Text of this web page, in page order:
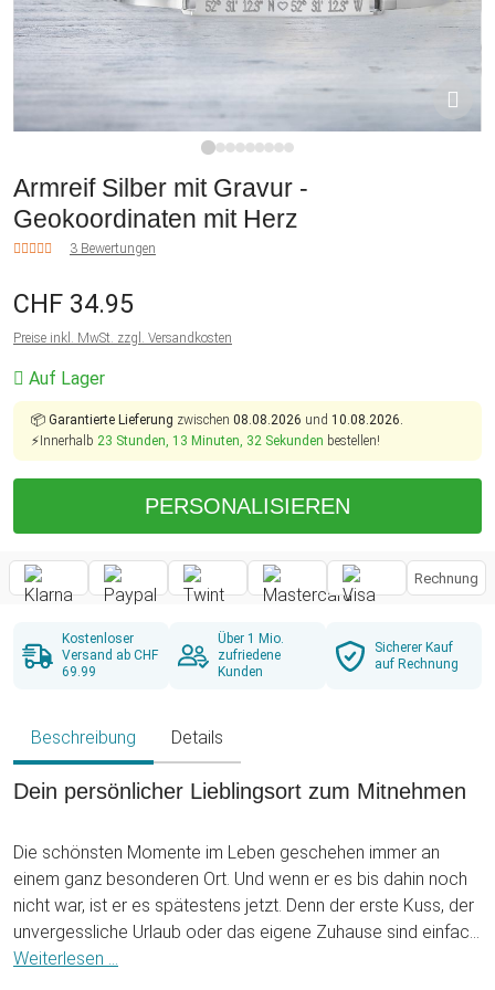
Armreif Silber mit Gravur -
Geokoordinaten mit Herz
3 Bewertungen
CHF 34.95
Preise inkl. MwSt. zzgl. Versandkosten
Auf Lager
📦 Garantierte Lieferung zwischen 08.08.2026 und 10.08.2026.
⚡Innerhalb 23 Stunden, 13 Minuten, 32 Sekunden bestellen!
PERSONALISIEREN
Rechnung
Kostenloser
Versand ab CHF
69.99
Über 1 Mio.
zufriedene
Kunden
Sicherer Kauf
auf Rechnung
Beschreibung Details
Dein persönlicher Lieblingsort zum Mitnehmen
Die schönsten Momente im Leben geschehen immer an
einem ganz besonderen Ort. Und wenn er es bis dahin noch
nicht war, ist er es spätestens jetzt. Denn der erste Kuss, der
unvergessliche Urlaub oder das eigene Zuhause sind einfach
besondere Orte, welche Dir ein ganzes Leben lang viel
Weiterlesen ...